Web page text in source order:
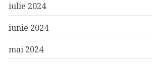
iulie 2024
iunie 2024
mai 2024